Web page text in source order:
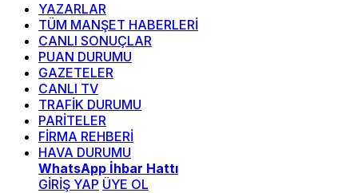
YAZARLAR
TÜM MANŞET HABERLERİ
CANLI SONUÇLAR
PUAN DURUMU
GAZETELER
CANLI TV
TRAFİK DURUMU
PARİTELER
FİRMA REHBERİ
HAVA DURUMU
WhatsApp İhbar Hattı
GİRİŞ YAP ÜYE OL